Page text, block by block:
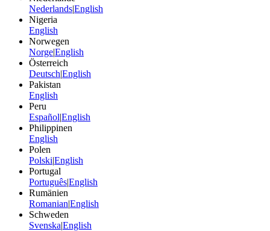
Nederlands|English
Nigeria
English
Norwegen
Norge|English
Österreich
Deutsch|English
Pakistan
English
Peru
Español|English
Philippinen
English
Polen
Polski|English
Portugal
Português|English
Rumänien
Romanian|English
Schweden
Svenska|English